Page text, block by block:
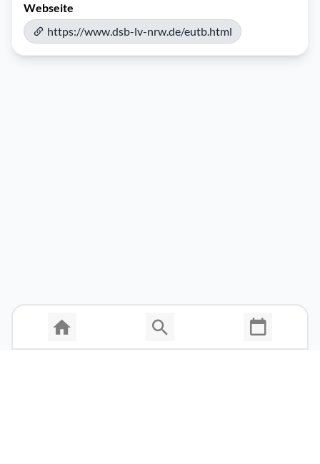
Webseite
https://www.dsb-lv-nrw.de/eutb.html